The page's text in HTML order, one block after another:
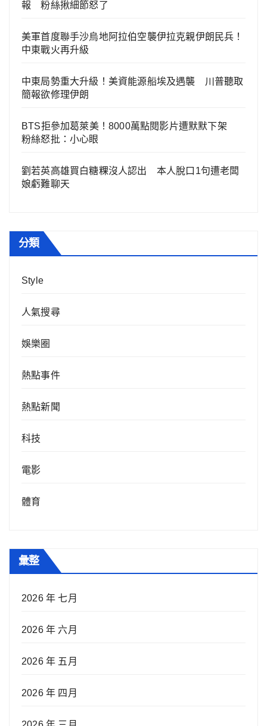
報 粉絲揪細節怒了
美軍首度聯手沙烏地阿拉伯空襲伊拉克親伊朗民兵！
中東戰火再升級
中東局勢重大升級！美資能源船埃及遇襲 川普聽取
簡報欲修理伊朗
BTS拒參加葛萊美！8000萬點閱影片遭默默下架
粉絲怒批：小心眼
劉若英高雄買白糖粿沒人認出 本人脫口1句遭老闆
娘虧難聊天
分類
Style
人氣搜尋
娛樂圈
熱點事件
熱點新聞
科技
電影
體育
彙整
2026 年 七月
2026 年 六月
2026 年 五月
2026 年 四月